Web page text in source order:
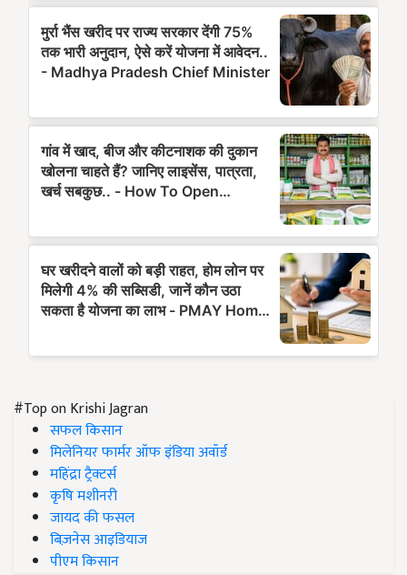
#Top on Krishi Jagran
सफल किसान
मिलेनियर फार्मर ऑफ इंडिया अवॉर्ड
महिंद्रा ट्रैक्टर्स
कृषि मशीनरी
जायद की फसल
बिज़नेस आइडियाज
पीएम किसान